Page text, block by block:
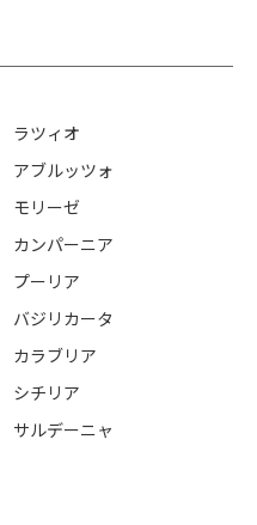
ラツィオ
アブルッツォ
モリーゼ
カンパーニア
プーリア
バジリカータ
カラブリア
シチリア
サルデーニャ